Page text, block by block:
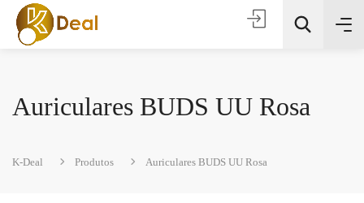
Auriculares BUDS UU Rosa
K-Deal Produtos Auriculares BUDS UU Rosa